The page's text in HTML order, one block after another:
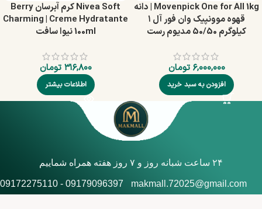
Movenpick One for All 1kg | دانه
قهوه موونپیک وان فور آل ۱
کیلوگرم 50/50 مدیوم رست
۶,۰۰۰,۰۰۰ تومان
افزودن به سبد خرید
Nivea Soft کرم آبرسان Berry
Charming | Creme Hydratante
100ml نیوا سافت
۳۱۶,۸۰۰ تومان
اطلاعات بیشتر
۲۴ ساعت شبانه روز و ۷ روز هفته همراه شماییم
makmall.72025@gmail.com
09179096397 - 09172275110